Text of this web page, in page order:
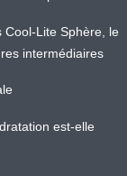
Cool-Lite Sphère, le
intermédiaires
est-elle